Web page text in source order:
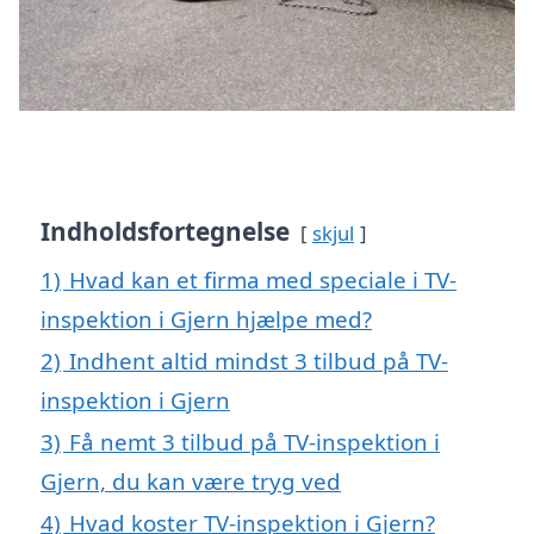
Indholdsfortegnelse skjul
1) Hvad kan et firma med speciale i TV-
inspektion i Gjern hjælpe med?
2) Indhent altid mindst 3 tilbud på TV-
inspektion i Gjern
3) Få nemt 3 tilbud på TV-inspektion i
Gjern, du kan være tryg ved
4) Hvad koster TV-inspektion i Gjern?